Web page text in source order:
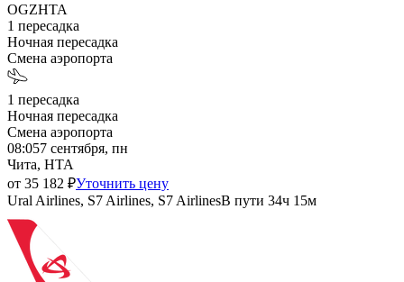
OGZHTA
1 пересадка
Ночная пересадка
Смена аэропорта
1 пересадка
Ночная пересадка
Смена аэропорта
08:057 сентября, пн
Чита, HTA
от 35 182 ₽Уточнить цену
Ural Airlines, S7 Airlines, S7 AirlinesВ пути 34ч 15м